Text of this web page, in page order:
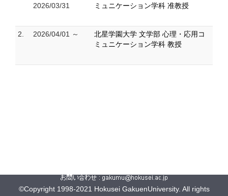
2026/03/31
ミュニケーション学科 准教授
2. 2026/04/01 ～
北星学園大学 文学部 心理・応用コ
ミュニケーション学科 教授
©Copyright 1998-2021 Hokusei GakuenUniversity. All rights